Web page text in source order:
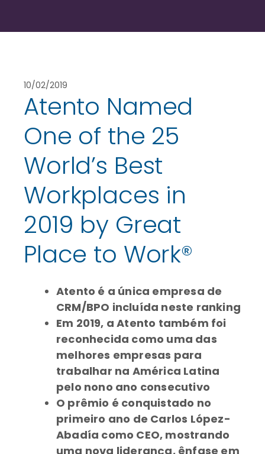
10/02/2019
Atento Named
One of the 25
World’s Best
Workplaces in
2019 by Great
Place to Work®
Atento é a única empresa de
CRM/BPO incluída neste ranking
Em 2019, a Atento também foi
reconhecida como uma das
melhores empresas para
trabalhar na América Latina
pelo nono ano consecutivo
O prêmio é conquistado no
primeiro ano de Carlos López-
Abadía como CEO, mostrando
uma nova liderança, ênfase em